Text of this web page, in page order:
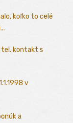
koľko to celé
tel. kontakt s
v
a